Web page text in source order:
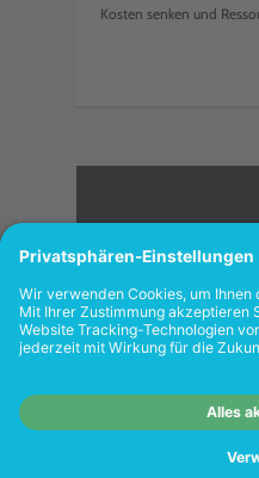
Kosten senken und
Shops richtet sich